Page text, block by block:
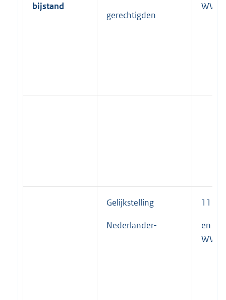
bijstand
gerechtigden
WWB
Gelijkstelling
Nederlander-
11 lid
en 3
WWB